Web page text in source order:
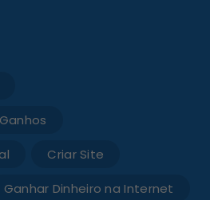
Criar Site
Ganhar Dinheiro na Internet